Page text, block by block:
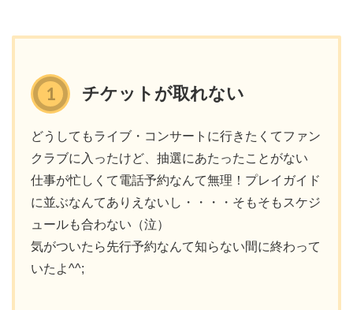
チケットが取れない
どうしてもライブ・コンサートに行きたくてファン
クラブに入ったけど、抽選にあたったことがない
仕事が忙しくて電話予約なんて無理！プレイガイド
に並ぶなんてありえないし・・・・そもそもスケジ
ュールも合わない（泣）
気がついたら先行予約なんて知らない間に終わって
いたよ^^;